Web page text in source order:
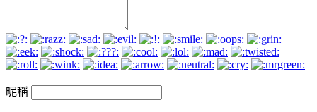
昵稱